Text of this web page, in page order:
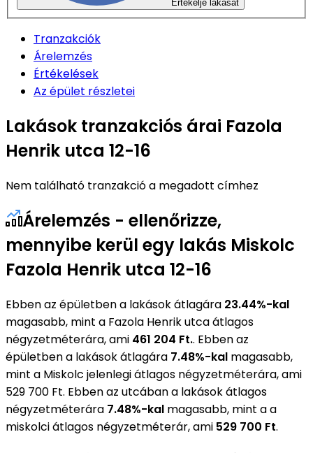
Értékelje lakását
Tranzakciók
Árelemzés
Értékelések
Az épület részletei
Lakások tranzakciós árai Fazola
Henrik utca 12-16
Nem található tranzakció a megadott címhez
Árelemzés - ellenőrizze,
mennyibe kerül egy lakás Miskolc
Fazola Henrik utca 12-16
Ebben az épületben a lakások átlagára 23.44%-kal
magasabb, mint a Fazola Henrik utca átlagos
négyzetméterára, ami 461 204 Ft.. Ebben az
épületben a lakások átlagára 7.48%-kal magasabb,
mint a Miskolc jelenlegi átlagos négyzetméterára, ami
529 700 Ft. Ebben az utcában a lakások átlagos
négyzetméterára 7.48%-kal magasabb, mint a a
miskolci átlagos négyzetméterár, ami 529 700 Ft.